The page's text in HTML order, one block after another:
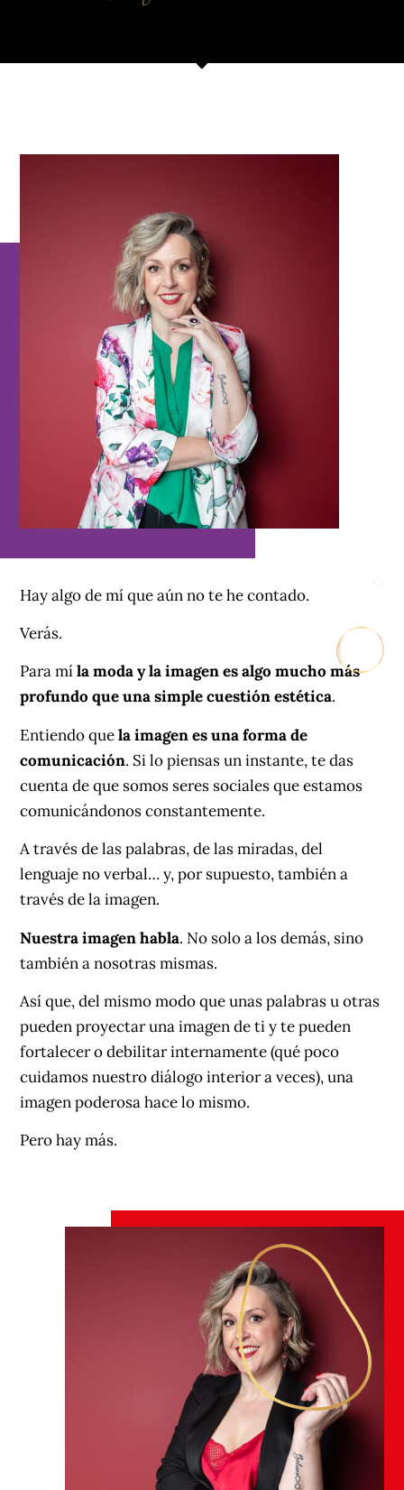
Hay algo de mí que aún no te he contado.
Verás.
Para míla moda y la imagen es algo mucho más
profundo que una simple cuestión estética.
Entiendo quela imagen es una forma de
comunicación. Si lo piensas un instante, te das
cuenta de que somos seres sociales que estamos
comunicándonos constantemente.
A través de las palabras, de las miradas, del
lenguaje no verbal… y, por supuesto, también a
través de la imagen.
Nuestra imagen habla. No solo a los demás, sino
también a nosotras mismas.
Así que, del mismo modo que unas palabras u otras
pueden proyectar una imagen de ti y te pueden
fortalecer o debilitar internamente (qué poco
cuidamos nuestro diálogo interior a veces), una
imagen poderosa hace lo mismo.
Pero hay más.